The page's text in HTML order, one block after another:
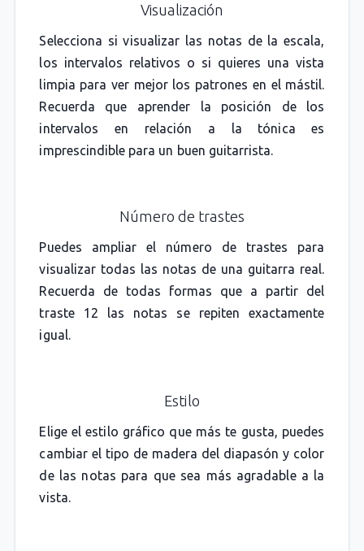
Visualización
Selecciona si visualizar las notas de la escala,
los intervalos relativos o si quieres una vista
limpia para ver mejor los patrones en el mástil.
Recuerda que aprender la posición de los
intervalos en relación a la tónica es
imprescindible para un buen guitarrista.
Número de trastes
Puedes ampliar el número de trastes para
visualizar todas las notas de una guitarra real.
Recuerda de todas formas que a partir del
traste 12 las notas se repiten exactamente
igual.
Estilo
Elige el estilo gráfico que más te gusta, puedes
cambiar el tipo de madera del diapasón y color
de las notas para que sea más agradable a la
vista.